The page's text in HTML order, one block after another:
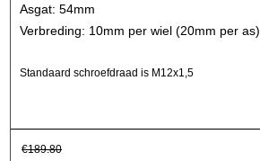
Asgat: 54mm
Verbreding: 10mm per wiel (20mm per as)
Standaard schroefdraad is M12x1,5
€189.80